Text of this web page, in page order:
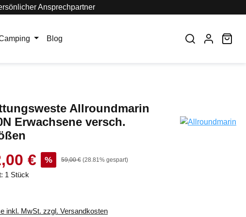
Ansprechpartner
Blog
Allroundmarin
Erwachsene versch.
€ % 59,00 € (28.81% gespart)
1 Stück
inkl. MwSt. zzgl. Versandkosten